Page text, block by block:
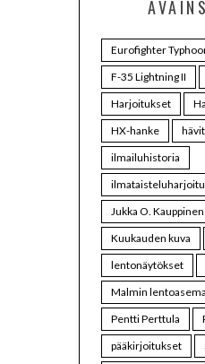
Eurofighter
F-35 Lightning II
Harjoitukset
HX-hanke
ilmailuhistoria
Jukka O. Kauppinen
Kuukauden kuva
lentonäytökset
Malmin lentoasema
Pentti Perttula
pääkirjoitukset